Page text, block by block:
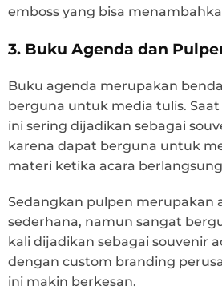
emboss yang bisa
3. Buku Agenda dan
Buku agenda merupakan
berguna untuk media tulis.
ini sering dijadikan sebagai
karena dapat berguna untuk
materi ketika acara
Sedangkan pulpen merupakan
sederhana, namun sangat
kali dijadikan sebagai souvenir
dengan custom branding
ini makin berkesan.